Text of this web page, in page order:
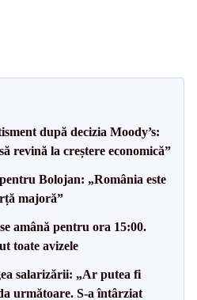
după decizia Moody’s:
revină la creștere economică”
Bolojan: „România este
majoră”
amână pentru ora 15:00.
toate avizele
salarizării: „Ar putea fi
următoare. S-a întârziat